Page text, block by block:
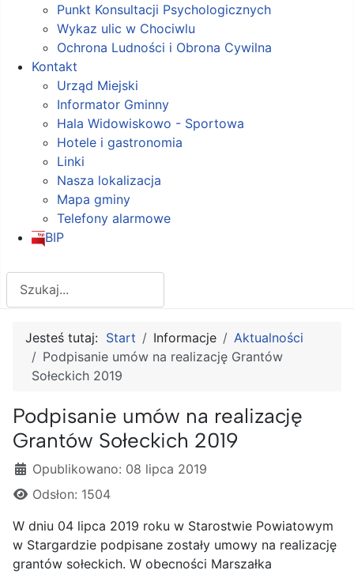
Punkt Konsultacji Psychologicznych
Wykaz ulic w Chociwlu
Ochrona Ludności i Obrona Cywilna
Kontakt
Urząd Miejski
Informator Gminny
Hala Widowiskowo - Sportowa
Hotele i gastronomia
Linki
Nasza lokalizacja
Mapa gminy
Telefony alarmowe
BIP
Jesteś tutaj: Start Informacje
Aktualności
Podpisanie umów na realizację Grantów
Sołeckich 2019
Podpisanie umów na realizację
Grantów Sołeckich 2019
Szczegóły
Opublikowano: 08 lipca 2019
Odsłon: 1504
W dniu 04 lipca 2019 roku w Starostwie Powiatowym
w Stargardzie podpisane zostały umowy na realizację
grantów sołeckich. W obecności Marszałka